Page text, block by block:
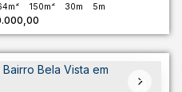
150m² 30m 5m